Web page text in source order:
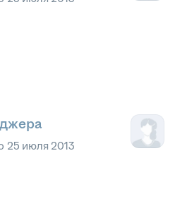
25 июля 2013